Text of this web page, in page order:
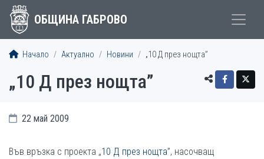
ОБЩИНА ГАБРОВО
Начало Актуално Новини „10 Д през нощта”
„10 Д през нощта”
22 май 2009
Във връзка с проекта „10 Д през нощта”, насочващ